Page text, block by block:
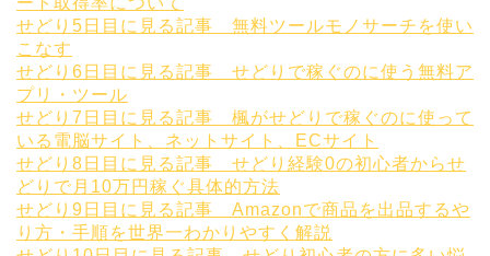
せどり5日目に見る記事 無料ツールモノサーチを使い
こなす
せどり6日目に見る記事 せどりで稼ぐのに使う無料ア
プリ・ツール
せどり7日目に見る記事 楓がせどりで稼ぐのに使って
いる電脳サイト、ネットサイト、ECサイト
せどり8日目に見る記事 せどり経験0の初心者からせ
どりで月10万円稼ぐ具体的方法
せどり9日目に見る記事 Amazonで商品を出品するや
り方・手順を世界一わかりやすく解説